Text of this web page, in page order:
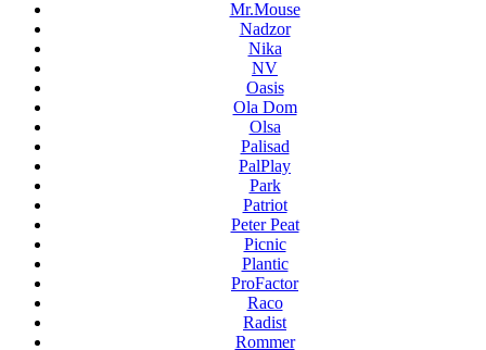
Mr.Mouse
Nadzor
Nika
NV
Oasis
Ola Dom
Olsa
Palisad
PalPlay
Park
Patriot
Peter Peat
Picnic
Plantic
ProFactor
Raco
Radist
Rommer